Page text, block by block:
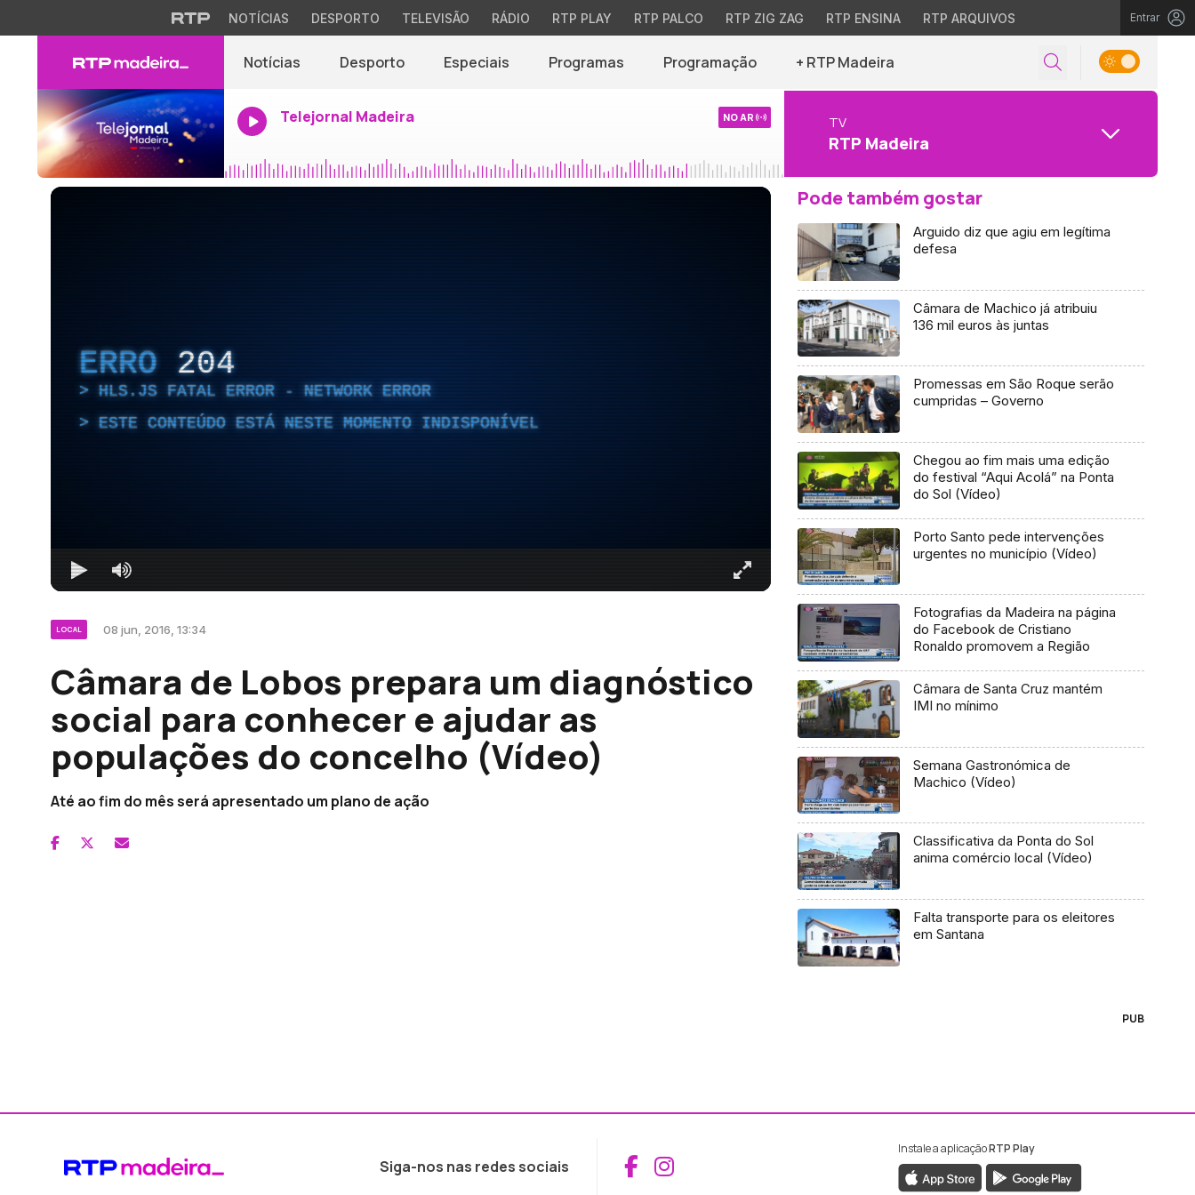
NOTÍCIAS DESPORTO TELEVISÃO RÁDIO RTP PLAY RTP PALCO RTP ZIG ZAG RTP ENSINA RTP ARQUIVOS Entrar
Notícias Desporto Especiais Programas Programação + RTP Madeira
Telejornal Madeira NO AR TV
RTP Madeira
ERRO 204
HLS.JS FATAL ERROR - NETWORK ERROR
ESTE CONTEÚDO ESTÁ NESTE MOMENTO INDISPONÍVEL
LOCAL 08 jun, 2016, 13:34
Câmara de Lobos prepara um diagnóstico
social para conhecer e ajudar as
populações do concelho (Vídeo)
Até ao fim do mês será apresentado um plano de ação
Pode também gostar
Arguido diz que agiu em legítima
defesa
Câmara de Machico já atribuiu
136 mil euros às juntas
Promessas em São Roque serão
cumpridas – Governo
Chegou ao fim mais uma edição
do festival “Aqui Acolá” na Ponta
do Sol (Vídeo)
Porto Santo pede intervenções
urgentes no município (Vídeo)
Fotografias da Madeira na página
do Facebook de Cristiano
Ronaldo promovem a Região
Câmara de Santa Cruz mantém
IMI no mínimo
Semana Gastronómica de
Machico (Vídeo)
Classificativa da Ponta do Sol
anima comércio local (Vídeo)
Falta transporte para os eleitores
em Santana
PUB
Siga-nos nas redes sociais Aceder ao Facebook da RTP Madeira
Aceder ao Instagram da RTP Madeira
Instale a aplicaçãoRTP Play